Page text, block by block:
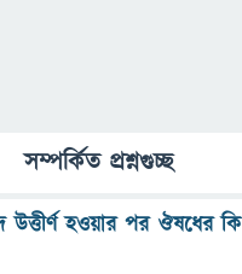
সম্পর্কিত প্রশ্নগুচ্ছ
উত্তীর্ণ হওয়ার পর ঔষধের কি